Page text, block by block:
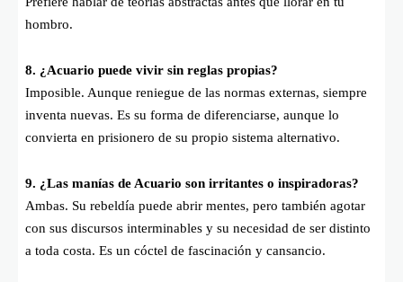
hombro.
8. ¿Acuario puede vivir sin reglas propias?
Imposible. Aunque reniegue de las normas externas, siempre
inventa nuevas. Es su forma de diferenciarse, aunque lo
convierta en prisionero de su propio sistema alternativo.
9. ¿Las manías de Acuario son irritantes o inspiradoras?
Ambas. Su rebeldía puede abrir mentes, pero también agotar
con sus discursos interminables y su necesidad de ser distinto
a toda costa. Es un cóctel de fascinación y cansancio.